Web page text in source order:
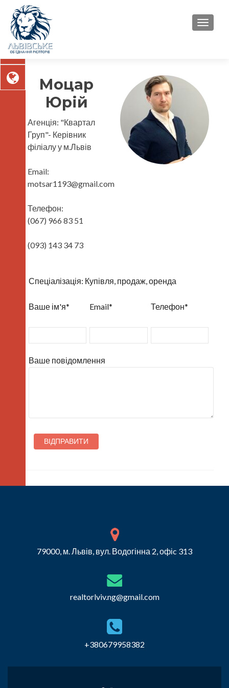
Моцар
Юрій
Агенція: "Квартал
Груп"- Керівник
філіалу у м.Львів
Email:
motsar1193@gmail.com
Телефон:
(067) 966 83 51
(093) 143 34 73
Спеціалізація: Купівля, продаж, оренда
Ваше ім'я* Email* Телефон*
Ваше повідомлення
79000, м. Львів, вул. Водогінна 2, офіc 313
realtorlviv.ng@gmail.com
+380679958382